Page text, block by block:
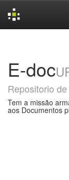
E-doc
Repositorio
Tem a missão
aos Documentos